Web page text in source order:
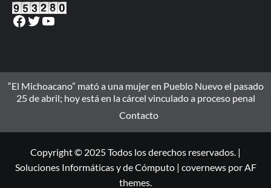
Facebook
Twitter
YouTube
“El Michoacano” mató a una mujer en Pueblo Nuevo el pasado
25 de abril; hoy está en la cárcel vinculado a proceso penal
Contacto
Copyright © 2025 Todos los derechos reservados. |
Soluciones Informáticas y de Cómputo | covernewspor AF
themes.